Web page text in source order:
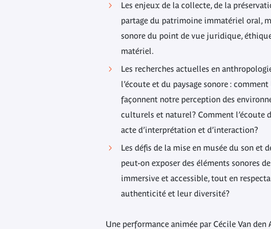
Les enjeux de la collecte, de la
partage du patrimoine immatériel oral,
sonore du point de vue juridique,
matériel.
Les recherches actuelles en
l’écoute et du paysage sonore : comment
façonnent notre perception des
culturels et naturel? Comment l’écoute
acte d’interprétation et d’interaction?
Les défis de la mise en musée du son et
peut-on exposer des éléments sonores
immersive et accessible, tout en
authenticité et leur diversité?
Une performance animée par Cécile Van den